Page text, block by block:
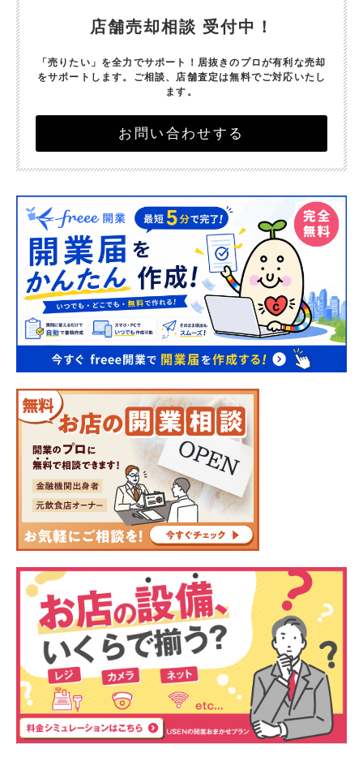
店舗売却相談 受付中！
「売りたい」を全力でサポート！ 居抜きのプロが有利な売却
をサポートします。 ご相談、店舗査定は無料でご対応いたし
ます。
お問い合わせする